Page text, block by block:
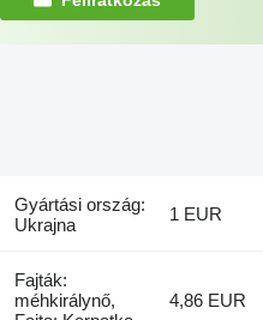
Gyártási ország:
Ukrajna
1 EUR
Fajták:
méhkirálynő,
4,86 EUR